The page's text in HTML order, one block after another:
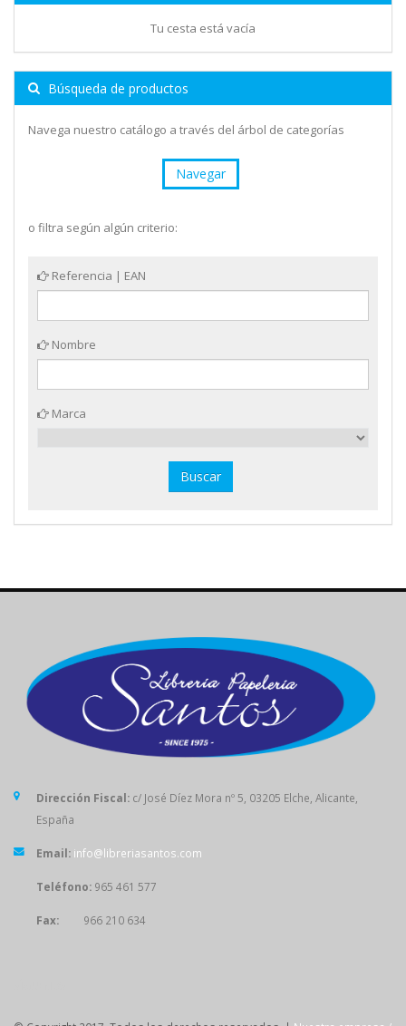
Tu cesta está vacía
Búsqueda de productos
Navega nuestro catálogo a través del árbol de categorías
Navegar
o filtra según algún criterio:
Referencia | EAN
Nombre
Marca
Dirección Fiscal: c/ José Díez Mora nº 5, 03205 Elche, Alicante,
España
Email: info@libreriasantos.com
Teléfono: 965 461 577
Fax: 966 210 634